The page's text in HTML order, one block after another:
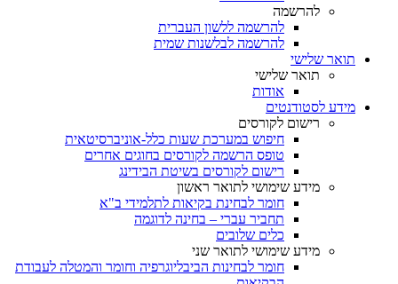
להרשמה
להרשמה ללשון העברית
להרשמה לבלשנות שמית
תואר שלישי
תואר שלישי
אודות
מידע לסטודנטים
רישום לקורסים
חיפוש במערכת שעות כלל-אוניברסיטאית
טופס הרשמה לקורסים בחוגים אחרים
רישום לקורסים בשיטת הבידינג
מידע שימושי לתואר ראשון
חומר לבחינת בקיאות לתלמידי ב"א
תחביר עברי – בחינה לדוגמה
כלים שלובים
מידע שימושי לתואר שני
חומר לבחינות הביבליוגרפיה וחומר והמטלה לעבודת